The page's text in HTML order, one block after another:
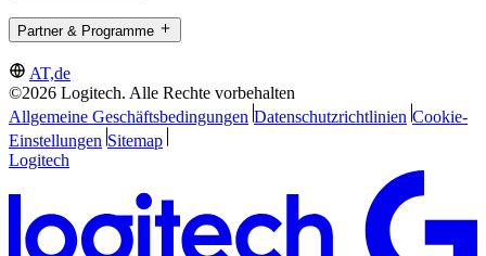
Partner & Programme
AT,de
©2026 Logitech. Alle Rechte vorbehalten
Allgemeine Geschäftsbedingungen Datenschutzrichtlinien Cookie-
Einstellungen Sitemap
Logitech